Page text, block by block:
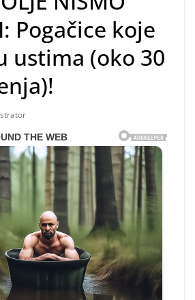
Pogačice koje
ustima (oko 30